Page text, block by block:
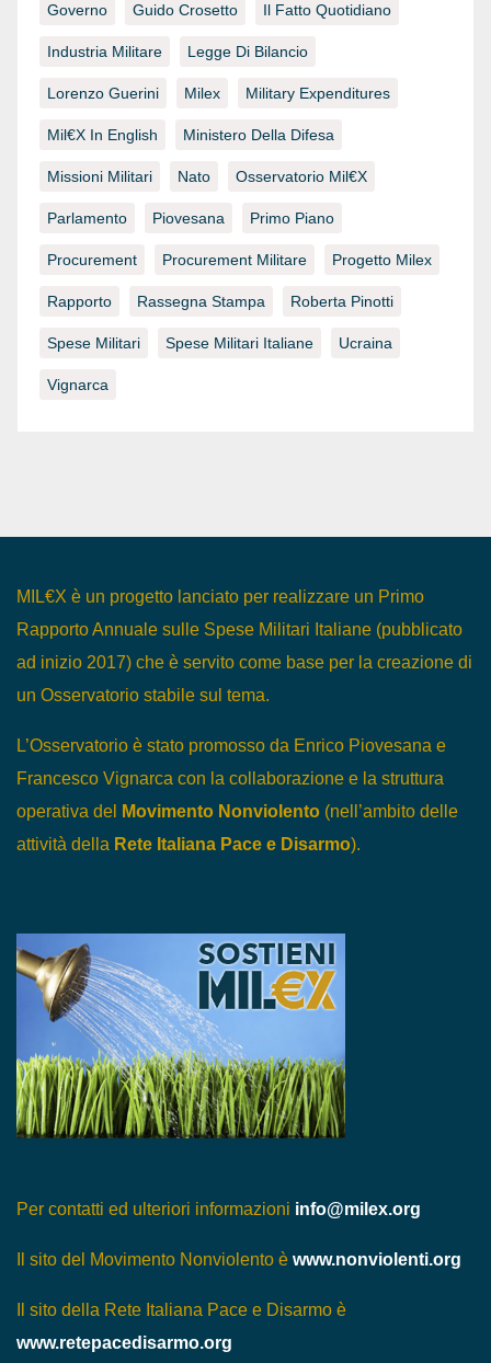
Governo Guido Crosetto Il Fatto Quotidiano
Industria Militare Legge Di Bilancio
Lorenzo Guerini Milex Military Expenditures
Mil€x In English Ministero Della Difesa
Missioni Militari Nato Osservatorio Mil€x
Parlamento Piovesana Primo Piano
Procurement Procurement Militare Progetto Milex
Rapporto Rassegna Stampa Roberta Pinotti
Spese Militari Spese Militari Italiane Ucraina
Vignarca
MIL€X è un progetto lanciato per realizzare un Primo
Rapporto Annuale sulle Spese Militari Italiane (pubblicato
ad inizio 2017) che è servito come base per la creazione di
un Osservatorio stabile sul tema.
L’Osservatorio è stato promosso da Enrico Piovesana e
Francesco Vignarca con la collaborazione e la struttura
operativa del
Movimento Nonviolento (nell’ambito delle
attività della Rete Italiana Pace e Disarmo).
Per contatti ed ulteriori informazioni info@milex.org
Il sito del Movimento Nonviolento è www.nonviolenti.org
Il sito della Rete Italiana Pace e Disarmo è
www.retepacedisarmo.org